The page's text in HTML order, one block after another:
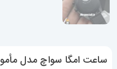
ساعت امگا سواچ مدل